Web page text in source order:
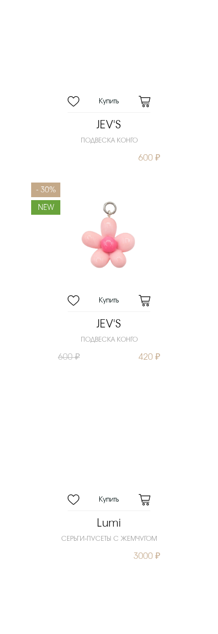
JEV'S
ПОДВЕСКА КОНГО
600 ₽
- 30%
NEW
JEV'S
ПОДВЕСКА КОНГО
600 ₽ 420 ₽
Lumi
СЕРЬГИ-ПУСЕТЫ С ЖЕМЧУГОМ
3000 ₽